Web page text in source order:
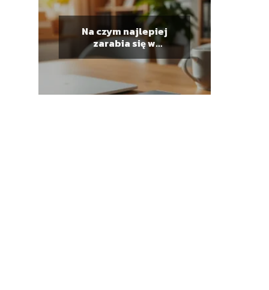
Na czym najlepiej
zarabia się w
internecie?